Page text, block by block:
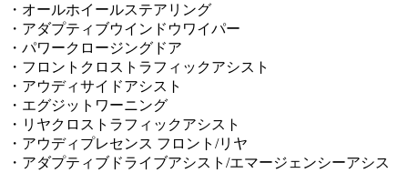
・オールホイールステアリング
・アダプティブウインドウワイパー
・パワークロージングドア
・フロントクロストラフィックアシスト
・アウディサイドアシスト
・エグジットワーニング
・リヤクロストラフィックアシスト
・アウディプレセンス フロント/リヤ
・アダプティブドライブアシスト/エマージェンシーアシス